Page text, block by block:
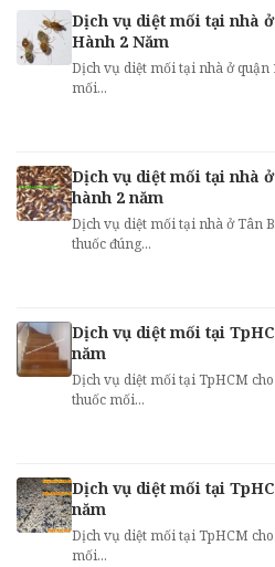
Dịch vụ diệt mối tại nhà
Hành 2 Năm
Dịch vụ diệt mối tại nhà ở quận
mối...
Dịch vụ diệt mối tại nhà
hành 2 năm
Dịch vụ diệt mối tại nhà ở Tân
thuốc đúng...
Dịch vụ diệt mối tại
năm
Dịch vụ diệt mối tại TpHCM
thuốc mối...
Dịch vụ diệt mối tại
năm
Dịch vụ diệt mối tại TpHCM
mối...